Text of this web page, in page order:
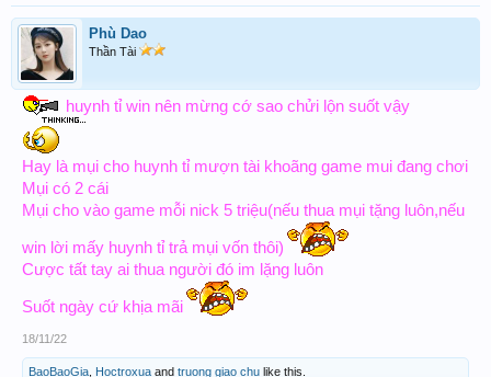
Phù Dao
Thần Tài
huynh tỉ win nên mừng cớ sao chửi lộn suốt vậy
Hay là mụi cho huynh tỉ mượn tài khoãng game mui đang chơi
Mụi có 2 cái
Mụi cho vào game mỗi nick 5 triệu(nếu thua mụi tặng luôn,nếu
win lời mấy huynh tỉ trả mụi vốn thôi)
Cược tất tay ai thua người đó im lặng luôn
Suốt ngày cứ khịa mãi
18/11/22
BaoBaoGia Hoctroxua and truong giao chu like this.